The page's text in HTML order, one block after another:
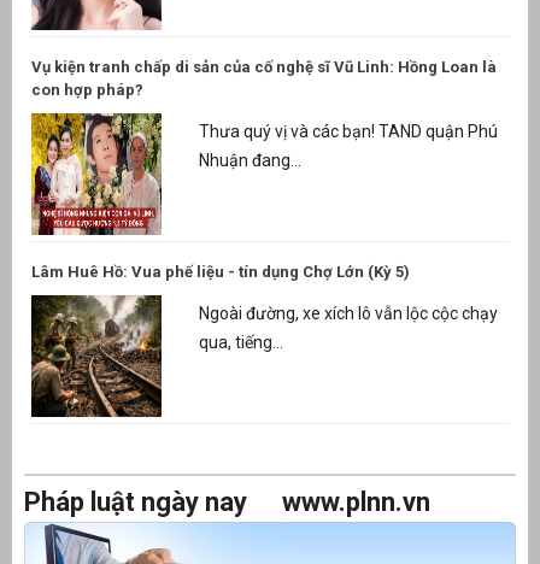
Vụ kiện tranh chấp di sản của cố nghệ sĩ Vũ Linh: Hồng Loan là
con hợp pháp?
Thưa quý vị và các bạn! TAND quận Phú
Nhuận đang...
Lâm Huê Hồ: Vua phế liệu - tín dụng Chợ Lớn (Kỳ 5)
Ngoài đường, xe xích lô vẫn lộc cộc chạy
qua, tiếng...
Pháp luật ngày nay www.plnn.vn